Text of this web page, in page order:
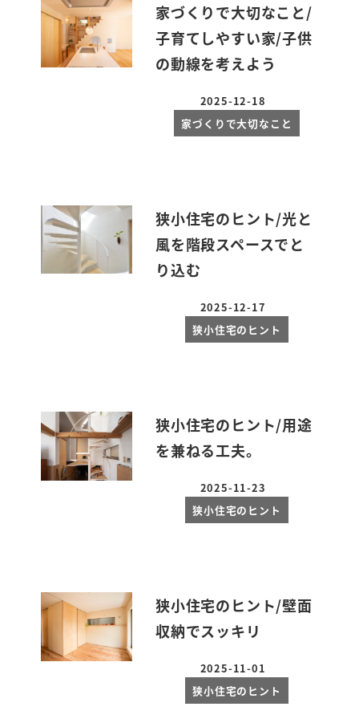
家づくりで大切なこと/
子育てしやすい家/子供
の動線を考えよう
投稿日
2025-12-18
家づくりで大切なこと
狭小住宅のヒント/光と
風を階段スペースでと
り込む
投稿日
2025-12-17
狭小住宅のヒント
狭小住宅のヒント/用途
を兼ねる工夫。
投稿日
2025-11-23
狭小住宅のヒント
狭小住宅のヒント/壁面
収納でスッキリ
投稿日
2025-11-01
狭小住宅のヒント